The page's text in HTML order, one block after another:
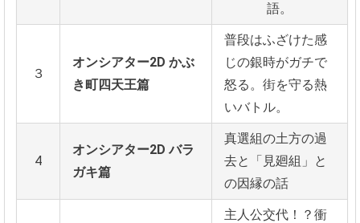
語。
３
オンシアター2D かぶ
き町四天王篇
普段はふざけた感
じの銀時がガチで
怒る。街を守る熱
いバトル。
4
オンシアター2D バラ
ガキ篇
真選組の土方の過
去と「見廻組」と
の因縁の話
主人公交代！？衝